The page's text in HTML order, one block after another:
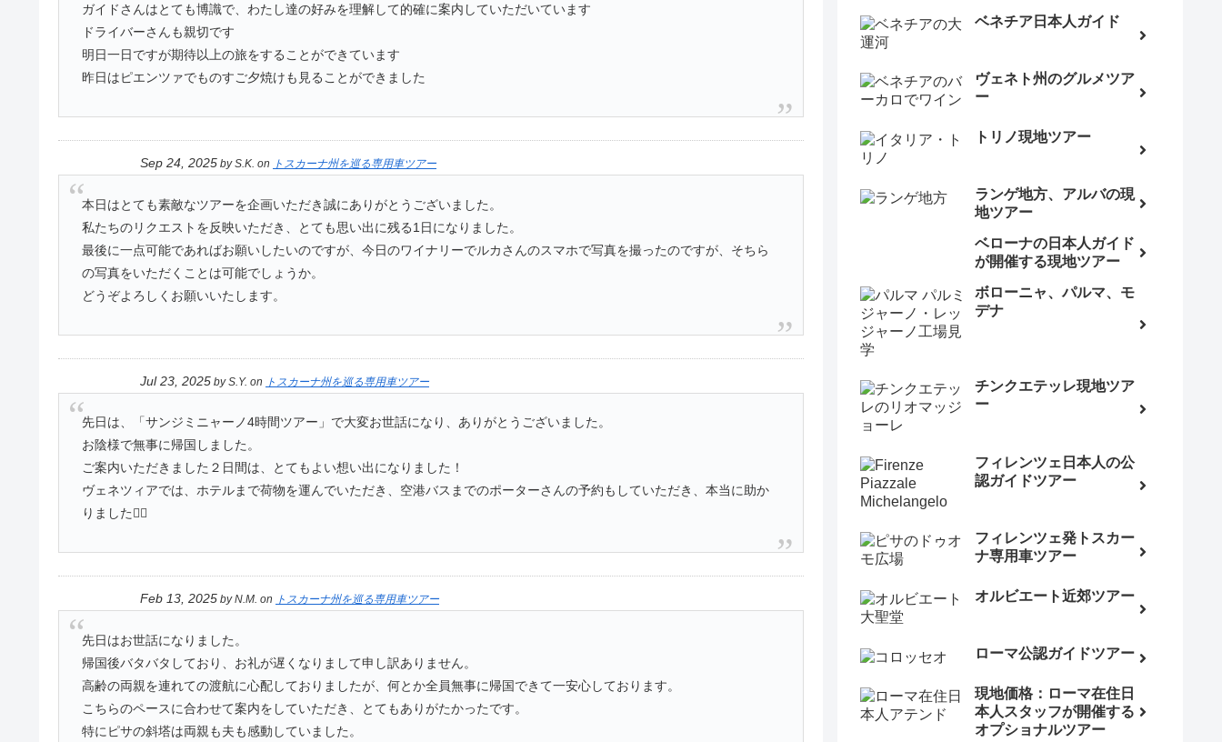
ガイドさんはとても博識で、わたし達の好みを理解して的確に案内していただいています
ドライバーさんも親切です
明日一日ですが期待以上の旅をすることができています
昨日はピエンツァでものすご夕焼けも見ることができました
Sep 24, 2025 byS.K. on トスカーナ州を巡る専用車ツアー
本日はとても素敵なツアーを企画いただき誠にありがとうございました。
私たちのリクエストを反映いただき、とても思い出に残る1日になりました。
最後に一点可能であればお願いしたいのですが、今日のワイナリーでルカさんのスマホで写真を撮ったのですが、そちら
の写真をいただくことは可能でしょうか。
どうぞよろしくお願いいたします。
Jul 23, 2025 byS.Y. on トスカーナ州を巡る専用車ツアー
先日は、「サンジミニャーノ4時間ツアー」で大変お世話になり、ありがとうございました。
お陰様で無事に帰国しました。
ご案内いただきました２日間は、とてもよい想い出になりました！
ヴェネツィアでは、ホテルまで荷物を運んでいただき、空港バスまでのポーターさんの予約もしていただき、本当に助か
りました🙇‍♀️
Feb 13, 2025 byN.M. on トスカーナ州を巡る専用車ツアー
先日はお世話になりました。
帰国後バタバタしており、お礼が遅くなりまして申し訳ありません。
高齢の両親を連れての渡航に心配しておりましたが、何とか全員無事に帰国できて一安心しております。
こちらのペースに合わせて案内をしていただき、とてもありがたかったです。
特にピサの斜塔は両親も夫も感動していました。
ベネチア日本人ガイド
ヴェネト州のグルメツア
ー
トリノ現地ツアー
ランゲ地方、アルバの現
地ツアー
ベローナの日本人ガイド
が開催する現地ツアー
ボローニャ、パルマ、モ
デナ
チンクエテッレ現地ツア
ー
フィレンツェ日本人の公
認ガイドツアー
フィレンツェ発トスカー
ナ専用車ツアー
オルビエート近郊ツアー
ローマ公認ガイドツアー
現地価格：ローマ在住日
本人スタッフが開催する
オプショナルツアー